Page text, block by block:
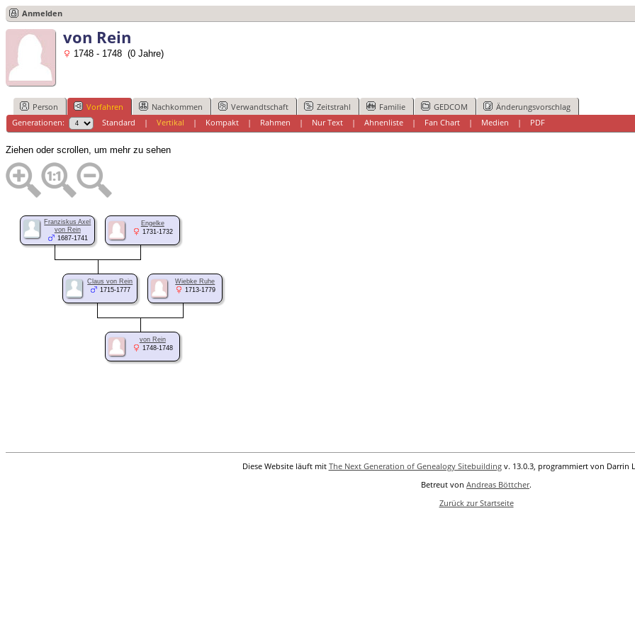
Anmelden
von Rein
1748 - 1748 (0 Jahre)
Person Vorfahren Nachkommen Verwandtschaft Zeitstrahl Familie GEDCOM
Änderungsvorschlag
Generationen:
Standard | Vertikal | Kompakt| Rahmen | Nur Text| Ahnenliste| Fan Chart| Medien | PDF
Ziehen oder scrollen, um mehr zu sehen
Franziskus Axel
von Rein
1687-1741
Engelke
1731-1732
Claus von Rein
1715-1777
Wiebke Ruhe
1713-1779
von Rein
1748-1748
Diese Website läuft mit The Next Generation of Genealogy Sitebuildingv. 13.0.3, programmiert von Darrin
Betreut von Andreas Böttcher.
Zurück zur Startseite